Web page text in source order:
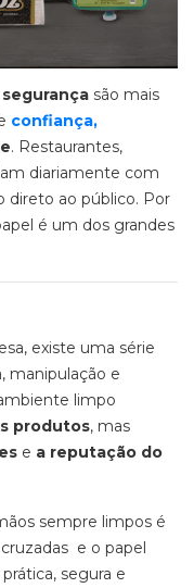
segurança são mais
confiança,
. Restaurantes,
diariamente com
direto ao público. Por
é um dos grandes
existe uma série
manipulação e
limpo
produtos, mas
e a reputação do
sempre limpos é
e o papel
segura e